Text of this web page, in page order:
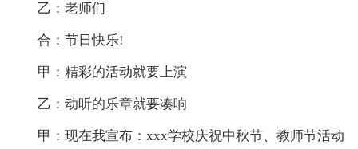
乙：老师们
合：节日快乐!
甲：精彩的活动就要上演
乙：动听的乐章就要凑响
甲：现在我宣布：xxx学校庆祝中秋节、教师节活动